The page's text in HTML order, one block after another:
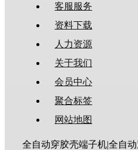
客服服务
资料下载
人力资源
关于我们
会员中心
聚合标签
网站地图